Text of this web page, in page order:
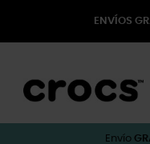
ENVÍOS
Envío